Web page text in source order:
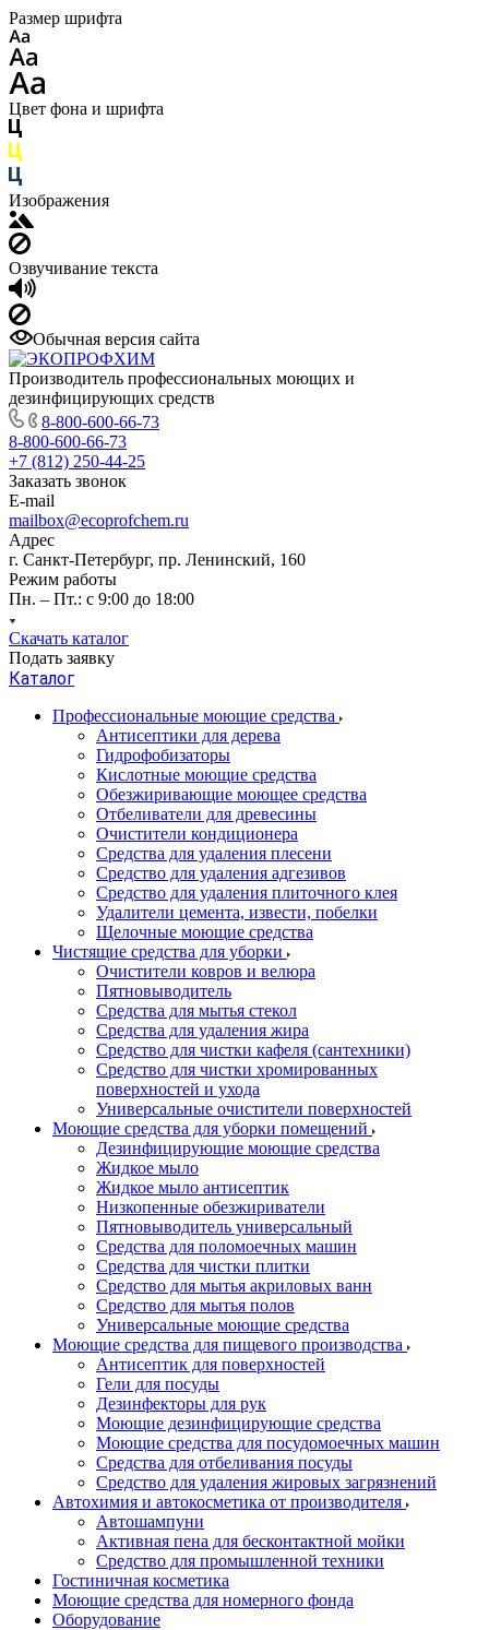
Размер шрифта
Цвет фона и шрифта
Изображения
Озвучивание текста
Обычная версия сайта
Производитель профессиональных моющих и
дезинфицирующих средств
8-800-600-66-73
8-800-600-66-73
+7 (812) 250-44-25
Заказать звонок
E-mail
mailbox@ecoprofchem.ru
Адрес
г. Санкт-Петербург, пр. Ленинский, 160
Режим работы
Пн. – Пт.: с 9:00 до 18:00
Скачать каталог
Подать заявку
Каталог
Профессиональные моющие средства
Антисептики для дерева
Гидрофобизаторы
Кислотные моющие средства
Обезжиривающие моющее средства
Отбеливатели для древесины
Очистители кондиционера
Средства для удаления плесени
Средство для удаления адгезивов
Средство для удаления плиточного клея
Удалители цемента, извести, побелки
Щелочные моющие средства
Чистящие средства для уборки
Очистители ковров и велюра
Пятновыводитель
Средства для мытья стекол
Средства для удаления жира
Средство для чистки кафеля (сантехники)
Средство для чистки хромированных
поверхностей и ухода
Универсальные очистители поверхностей
Моющие средства для уборки помещений
Дезинфицирующие моющие средства
Жидкое мыло
Жидкое мыло антисептик
Низкопенные обезжириватели
Пятновыводитель универсальный
Средства для поломоечных машин
Средства для чистки плитки
Средство для мытья акриловых ванн
Средство для мытья полов
Универсальные моющие средства
Моющие средства для пищевого производства
Антисептик для поверхностей
Гели для посуды
Дезинфекторы для рук
Моющие дезинфицирующие средства
Моющие средства для посудомоечных машин
Средства для отбеливания посуды
Средство для удаления жировых загрязнений
Автохимия и автокосметика от производителя
Автошампуни
Активная пена для бесконтактной мойки
Средство для промышленной техники
Гостиничная косметика
Моющие средства для номерного фонда
Оборудование